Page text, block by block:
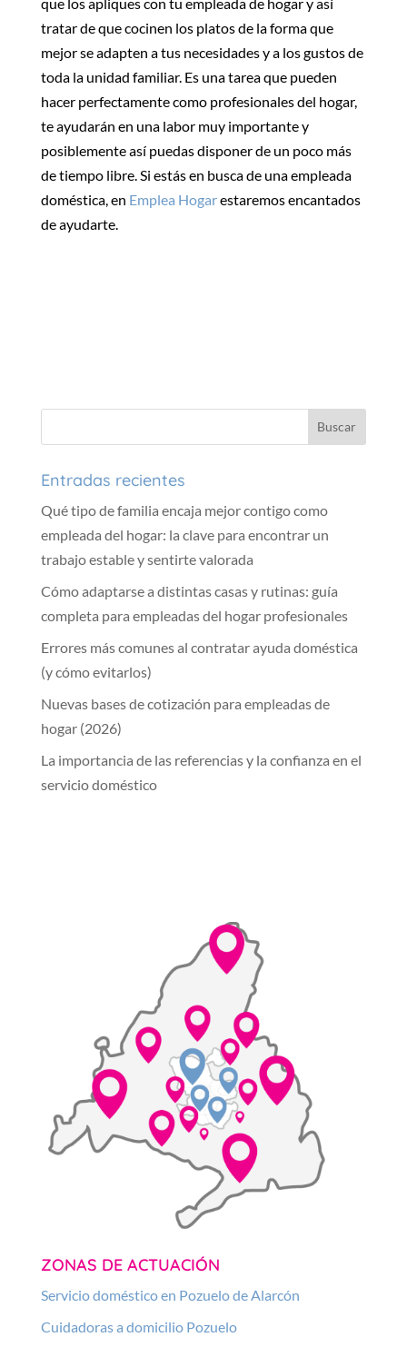
tratar de que cocinen los platos de la forma que
mejor se adapten a tus necesidades y a los gustos de
toda la unidad familiar. Es una tarea que pueden
hacer perfectamente como profesionales del hogar,
te ayudarán en una labor muy importante y
posiblemente así puedas disponer de un poco más
de tiempo libre. Si estás en busca de una empleada
doméstica, en Emplea Hogarestaremos encantados
de ayudarte.
Entradas recientes
Qué tipo de familia encaja mejor contigo como
empleada del hogar: la clave para encontrar un
trabajo estable y sentirte valorada
Cómo adaptarse a distintas casas y rutinas: guía
completa para empleadas del hogar profesionales
Errores más comunes al contratar ayuda doméstica
(y cómo evitarlos)
Nuevas bases de cotización para empleadas de
hogar (2026)
La importancia de las referencias y la confianza en el
servicio doméstico
ZONAS DE ACTUACIÓN
Servicio doméstico en Pozuelo de Alarcón
Cuidadoras a domicilio Pozuelo